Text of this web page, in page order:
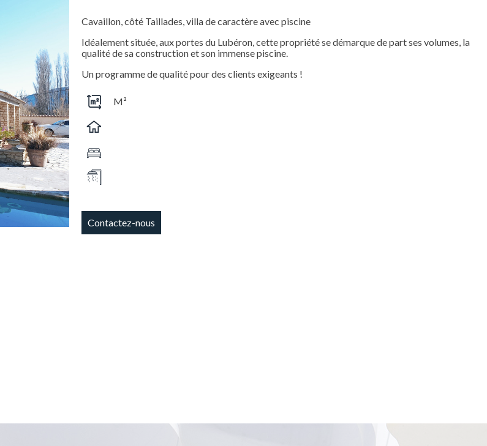
Cavaillon, côté Taillades, villa de caractère avec piscine
Idéalement située, aux portes du Lubéron, cette propriété se démarque de part ses volumes, la
qualité de sa construction et son immense piscine.
Un programme de qualité pour des clients exigeants !
M²
Contactez-nous